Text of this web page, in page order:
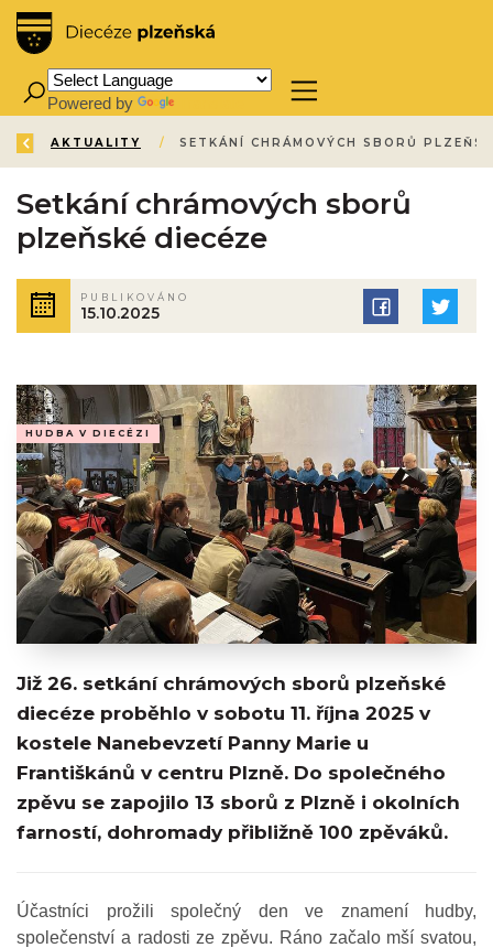
Powered by
ZPĚT
ÚVOD /
AKTUALITY /
Setkání chrámových sborů
plzeňské diecéze
PUBLIKOVÁNO
15.10.2025
HUDBA V DIECÉZI
Již 26. setkání chrámových sborů plzeňské
diecéze proběhlo v sobotu 11. října 2025 v
kostele Nanebevzetí Panny Marie u
Františkánů v centru Plzně. Do společného
zpěvu se zapojilo 13 sborů z Plzně i okolních
farností, dohromady přibližně 100 zpěváků.
Účastníci prožili společný den ve znamení hudby,
společenství a radosti ze zpěvu. Ráno začalo mší svatou,